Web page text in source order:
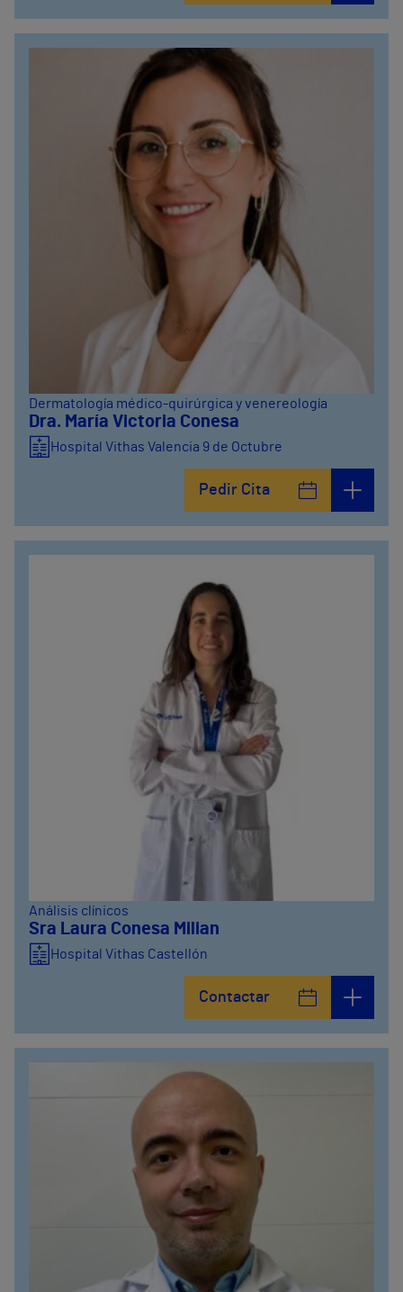
Dermatología médico-quirúrgica y venereología
Dra. María Victoria Conesa
Hospital Vithas Valencia 9 de Octubre
Pedir Cita
Análisis clínicos
Sra Laura Conesa Milian
Hospital Vithas Castellón
Contactar